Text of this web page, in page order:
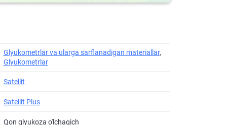
Glyukometrlar va ularga sarflanadigan materiallar,
Glyukometrlar
Satellit
Satellit Plus
Qon glyukoza o'lchagich